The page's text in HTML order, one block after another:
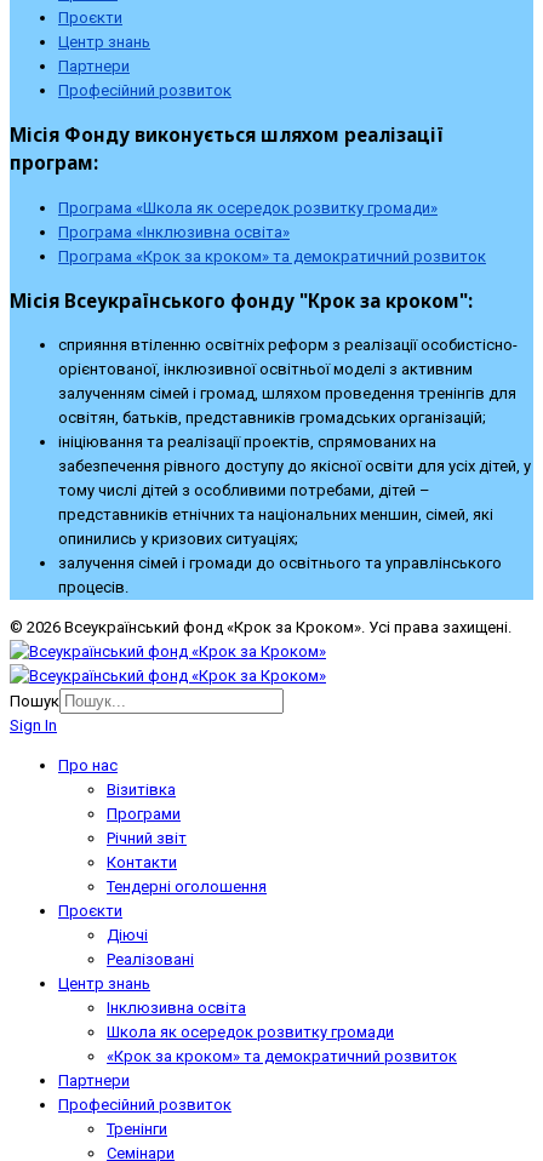
Проєкти
Центр знань
Партнери
Професійний розвиток
Місія Фонду виконується шляхом реалізації
програм:
Програма «Школа як осередок розвитку громади»
Програма «Інклюзивна освіта»
Програма «Крок за кроком» та демократичний розвиток
Місія Всеукраїнського фонду "Крок за кроком":
сприяння втіленню освітніх реформ з реалізації особистісно-
орієнтованої, інклюзивної освітньої моделі з активним
залученням сімей і громад, шляхом проведення тренінгів для
освітян, батьків, представників громадських організацій;
ініціювання та реалізації проектів, спрямованих на
забезпечення рівного доступу до якісної освіти для усіх дітей, у
тому числі дітей з особливими потребами, дітей –
представників етнічних та національних меншин, сімей, які
опинились у кризових ситуаціях;
залучення сімей і громади до освітнього та управлінського
процесів.
© 2026 Всеукраїнський фонд «Крок за Кроком». Усі права захищені.
Пошук
Sign In
Про нас
Візитівка
Програми
Річний звіт
Контакти
Тендерні оголошення
Проєкти
Діючі
Реалізовані
Центр знань
Інклюзивна освіта
Школа як осередок розвитку громади
«Крок за кроком» та демократичний розвиток
Партнери
Професійний розвиток
Тренінги
Семінари